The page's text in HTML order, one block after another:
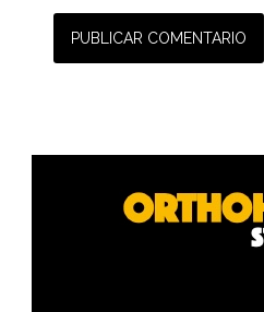
Barra
primaria